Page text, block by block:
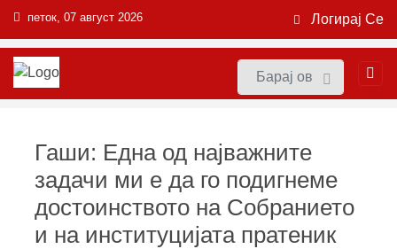
петок, 07 август 2026 Логирај Се
Гаши: Една од најважните
задачи ми е да го подигнеме
достоинството на Собранието
и на институцијата пратеник